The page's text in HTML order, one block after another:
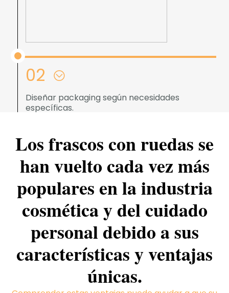
02
Diseñar packaging según necesidades
específicas.
Los frascos con ruedas se
han vuelto cada vez más
populares en la industria
cosmética y del cuidado
personal debido a sus
características y ventajas
únicas.